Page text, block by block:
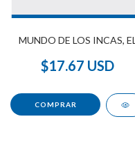
MUNDO DE LOS INCAS, EL
$17.67 USD